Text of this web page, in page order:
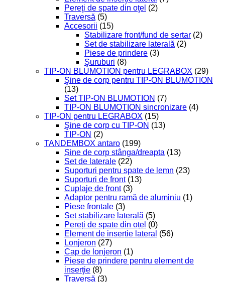
Pereţi de spate din oţel (2)
Traversă (5)
Accesorii (15)
Stabilizare front/fund de sertar (2)
Set de stabilizare laterală (2)
Piese de prindere (3)
Şuruburi (8)
TIP-ON BLUMOTION pentru LEGRABOX (29)
Şine de corp pentru TIP-ON BLUMOTION
(13)
Set TIP-ON BLUMOTION (7)
TIP-ON BLUMOTION sincronizare (4)
TIP-ON pentru LEGRABOX (15)
Şine de corp cu TIP-ON (13)
TIP-ON (2)
TANDEMBOX antaro (199)
Șine de corp stânga/dreapta (13)
Set de laterale (22)
Suporturi pentru spate de lemn (23)
Suporturi de front (13)
Cuplaje de front (3)
Adaptor pentru ramă de aluminiu (1)
Piese frontale (3)
Set stabilizare laterală (5)
Pereți de spate din oțel (0)
Element de inserție lateral (56)
Lonjeron (27)
Cap de lonjeron (1)
Piese de prindere pentru element de
inserţie (8)
Traversă (3)